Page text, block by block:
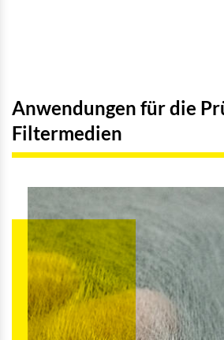
Anwendungen für die
Filtermedien